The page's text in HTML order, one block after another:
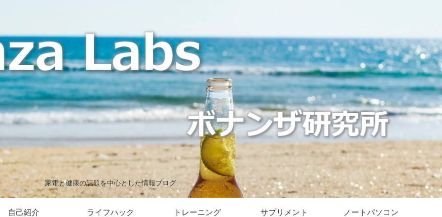
家電と健康の話題を中心とした情報ブログ
自己紹介 ライフハック トレーニング サプリメント ノートパソコン